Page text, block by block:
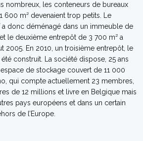
nombreux, les conteneurs de bureaux
600 m² devenaient trop petits. Le
a donc déménagé dans un immeuble de
le deuxième entrepôt de 3 700 m² a
2005. En 2010, un troisième entrepôt, le
été construit. La société dispose, 25 ans
espace de stockage couvert de 11 000
qui compte actuellement 23 membres,
de 12 millions et livre en Belgique mais
pays européens et dans un certain
de l’Europe.